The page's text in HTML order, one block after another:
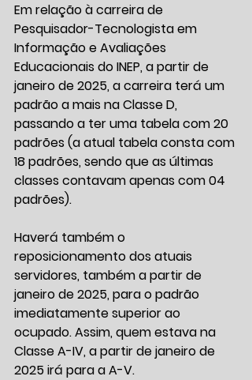
Em relação à carreira de
Pesquisador-Tecnologista em
Informação e Avaliações
Educacionais do INEP, a partir de
janeiro de 2025, a carreira terá um
padrão a mais na Classe D,
passando a ter uma tabela com 20
padrões (a atual tabela consta com
18 padrões, sendo que as últimas
classes contavam apenas com 04
padrões).
Haverá também o
reposicionamento dos atuais
servidores, também a partir de
janeiro de 2025, para o padrão
imediatamente superior ao
ocupado. Assim, quem estava na
Classe A-IV, a partir de janeiro de
2025 irá para a A-V.